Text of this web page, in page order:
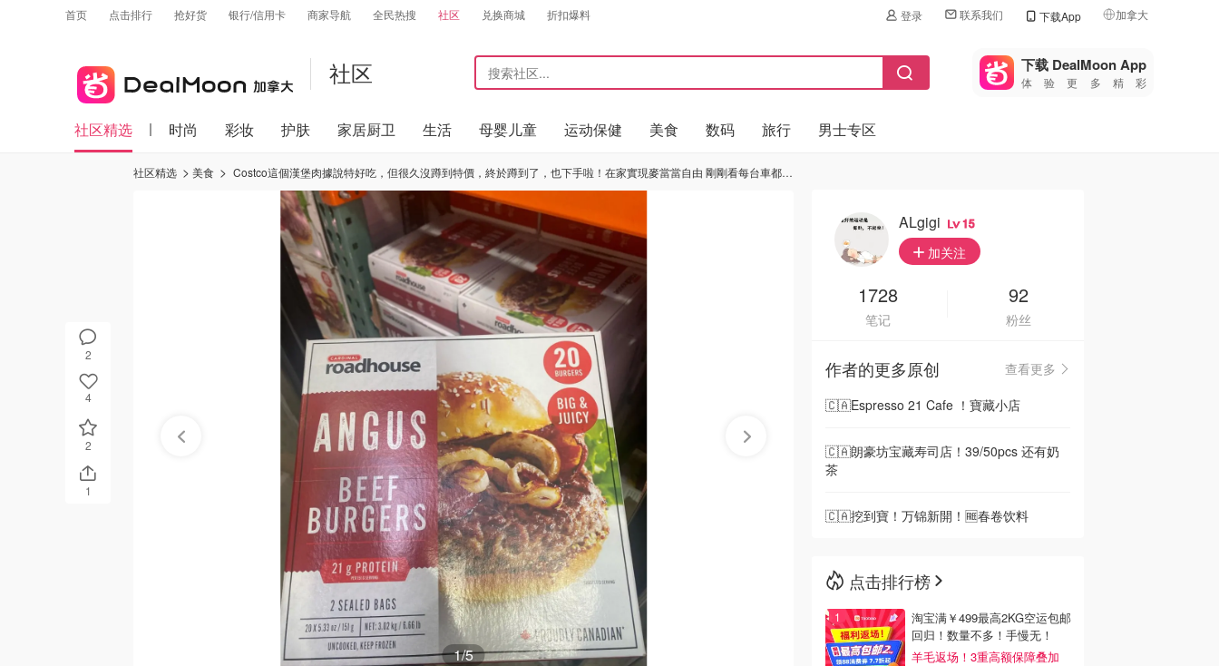
首页 点击排行 抢好货 银行/信用卡 商家导航 全民热搜 社区 兑换商城 折扣爆料 登录 联系我们 下载App 加拿大
🇺🇸
美国
🇨🇳中国
🇮🇹
🇦🇺
🇳🇿新西兰
社区 下载 DealMoon App
体验更多精彩
社区精选 时尚 彩妆 护肤 家居厨卫 生活 母婴儿童 运动保健 美食 数码 旅行 男士专区
2
4
2
1
社区精选 美食 Costco這個漢堡肉據說特好吃，但很久沒蹲到特價，終於蹲到了，也下手啦！在家實現麥當當自由 剛剛看每台車都有一盒，有的還買好多盒，到底是有多好吃啊😂吃過的分享一下吧！ 還有AirPods 3 187🔪的價錢已經沒有了，sold o
1/5
ALgigi 15
加关注
1728
笔记
92
粉丝
作者的更多原创
查看更多
🇨🇦Espresso 21 Cafe ！寶藏小店
🇨🇦朗豪坊宝藏寿司店！39/50pcs 还有奶
茶
🇨🇦挖到寶！万锦新開！🆓春卷饮料
点击排行榜
淘宝满￥499最高2KG空运包邮
回归！数量不多！手慢无！
羊毛返场！3重高额保障叠加